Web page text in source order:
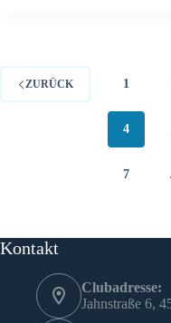
ZURÜCK 1
4
7
Kontakt
Clubadresse:
Jahnstraße 6,